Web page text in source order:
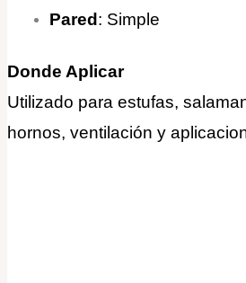
Pared : Simple
Donde Aplicar
Utilizado para estufas,
hornos, ventilación y